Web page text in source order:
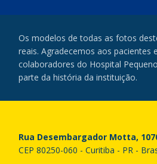
Os modelos de todas as fotos
reais. Agradecemos aos pacientes
colaboradores do Hospital
parte da história da instituição.
Rua Desembargador Motta,
CEP 80250-060 - Curitiba - PR -